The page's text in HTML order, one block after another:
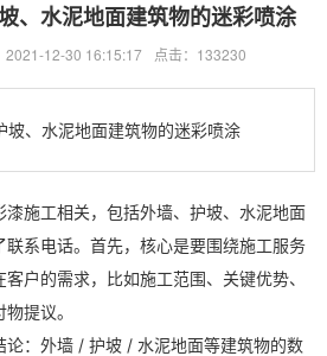
、水泥地面建筑物的迷彩喷涂
2021-12-30 16:15:17 点击：133230
坡、水泥地面建筑物的迷彩喷涂
漆施工相关，包括外墙、护坡、水泥地面
联系电话。首先，核心是要围绕施工服务
户的需求，比如施工范围、关键优势、
提议。
论：外墙 / 护坡 / 水泥地面等建筑物的数